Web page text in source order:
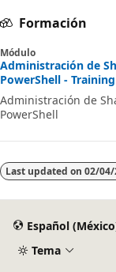
Formación
Módulo
Administración de
PowerShell - Training
Administración de
PowerShell
Last updated on 02/04/
Español
Tema